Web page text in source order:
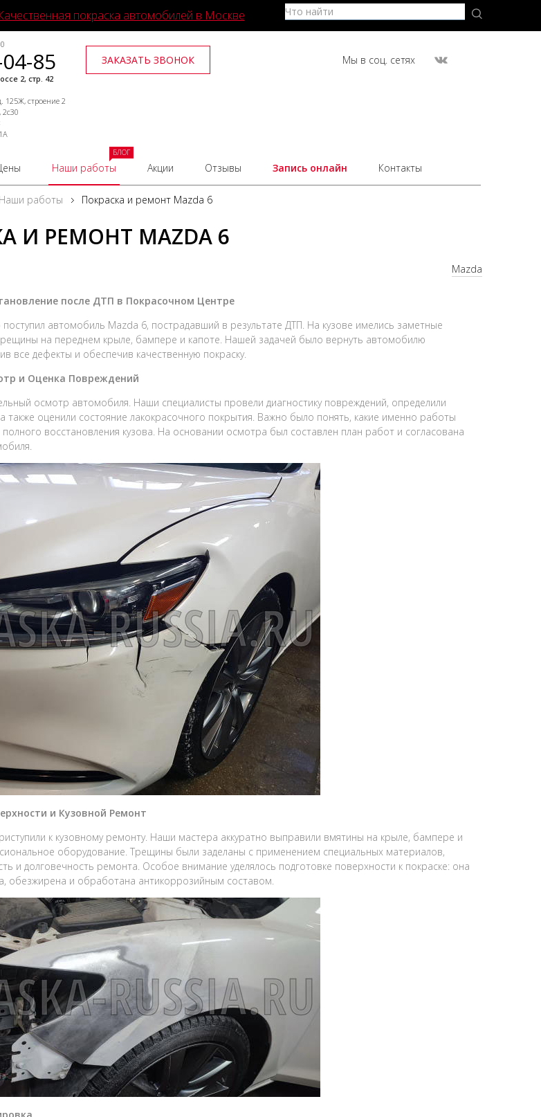
покраска автомобилей в Москве
85
2, стр. 42
125Ж, строение 2
ЗАКАЗАТЬ ЗВОНОК Мы в соц. сетях
Наши работы
БЛОГ
Акции Отзывы Запись онлайн Контакты
Наши работы Покраска и ремонт Mazda 6
И РЕМОНТ MAZDA 6
Mazda
после ДТП в Покрасочном Центре
автомобиль Mazda 6, пострадавший в результате ДТП. На кузове имелись заметные
на переднем крыле, бампере и капоте. Нашей задачей было вернуть автомобилю
все дефекты и обеспечив качественную покраску.
и Оценка Повреждений
осмотр автомобиля. Наши специалисты провели диагностику повреждений, определили
также оценили состояние лакокрасочного покрытия. Важно было понять, какие именно работы
восстановления кузова. На основании осмотра был составлен план работ и согласована
и Кузовной Ремонт
к кузовному ремонту. Наши мастера аккуратно выправили вмятины на крыле, бампере и
оборудование. Трещины были заделаны с применением специальных материалов,
и долговечность ремонта. Особое внимание уделялось подготовке поверхности к покраске: она
обезжирена и обработана антикоррозийным составом.